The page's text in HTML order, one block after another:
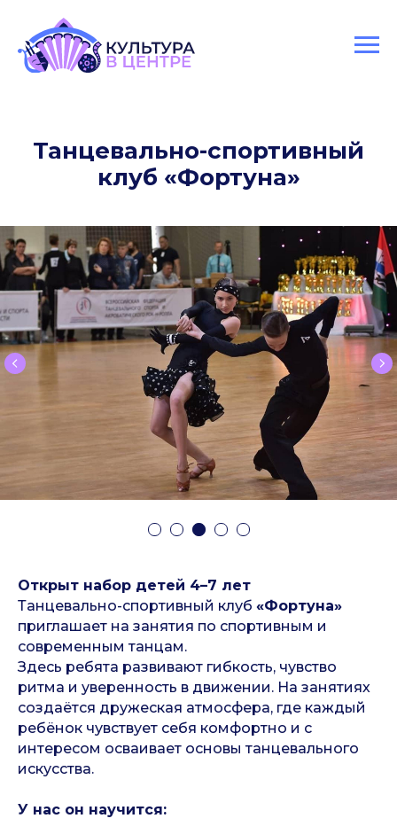
Танцевально-спортивный
клуб «Фортуна»
Открыт набор детей 4–7 лет
Танцевально-спортивный клуб «Фортуна»
приглашает на занятия по спортивным и
современным танцам.
Здесь ребята развивают гибкость, чувство
ритма и уверенность в движении. На занятиях
создаётся дружеская атмосфера, где каждый
ребёнок чувствует себя комфортно и с
интересом осваивает основы танцевального
искусства.
У нас он научится: